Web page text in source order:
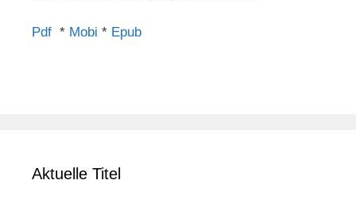
Pdf * Mobi * Epub
Aktuelle Titel